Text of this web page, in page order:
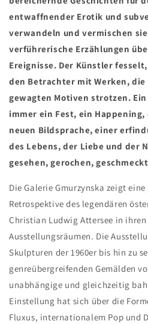
entwaffnender Erotik und
verwandeln und vermischen
verführerische Erzählungen
Ereignisse. Der Künstler
den Betrachter mit Werken,
gewagten Motiven strotzen.
immer ein Fest, ein
neuen Bildsprache, einer
des Lebens, der Liebe und der
gesehen, gerochen,
Die Galerie Gmurzynska zeigt
Retrospektive des legendären
Christian Ludwig Attersee in
Ausstellungsräumen. Die
Skulpturen der 1960er bis hin zu
genreübergreifenden Gemälden
unabhängige und gleichzeitig
Einstellung hat sich über die
Fluxus, internationalem Pop und